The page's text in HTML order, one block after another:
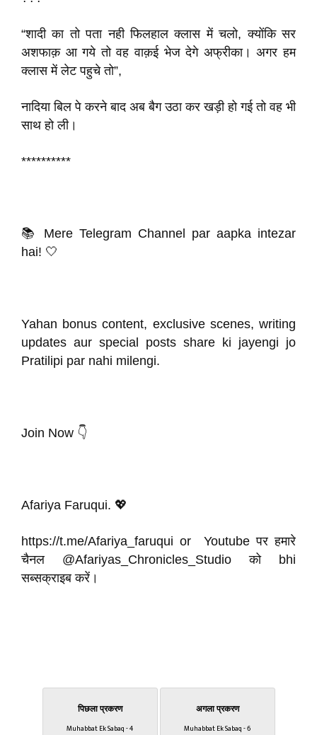
“शादी का तो पता नही फिलहाल क्लास में चलो, क्योंकि सर
अशफाक़ आ गये तो वह वाक़ई भेज देगे अफ्रीका। अगर हम
क्लास में लेट पहुचे तो”,
नादिया बिल पे करने बाद अब बैग उठा कर खड़ी हो गई तो वह भी
साथ हो ली।
**********
📚 Mere Telegram Channel par aapka intezar
hai! 🤍
Yahan bonus content, exclusive scenes, writing
updates aur special posts share ki jayengi jo
Pratilipi par nahi milengi.
Join Now 👇
Afariya Faruqui. 💖
https://t.me/Afariya_faruqui or Youtube पर हमारे
चैनल @Afariyas_Chronicles_Studio को bhi
सब्सक्राइब करें।
पिछला प्रकरण
Muhabbat Ek Sabaq - 4
अगला प्रकरण
Muhabbat Ek Sabaq - 6